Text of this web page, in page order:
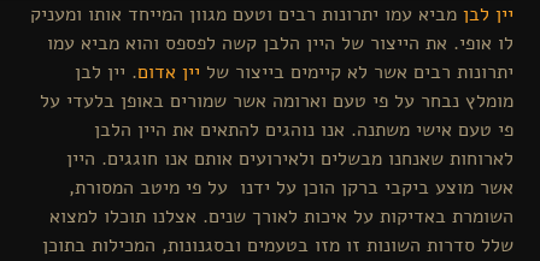
מביא עמו יתרונות רבים וטעם מגוון המייחד אותו ומעניק
את הייצור של היין הלבן קשה לפספס והוא מביא עמו
רבים אשר לא קיימים בייצור שליין אדום . יין לבן
נבחר על פי טעם וארומה אשר שמורים באופן בלעדי על
אישי משתנה. אנו נוהגים להתאים את היין הלבן
שאנחנו מבשלים ולאירועים אותם אנו חוגגים. היין
ביקבי ברקן הוכן על ידנו על פי מיטב המסורת,
באדיקות על איכות לאורך שנים. אצלנו תוכלו למצוא
השונות זו מזו בטעמים ובסגנונות, המכילות בתוכן